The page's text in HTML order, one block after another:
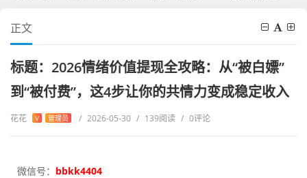
正文
标题：2026情绪价值提现全攻略：从“被白嫖”
到“被付费”，这4步让你的共情力变成稳定收入
花花 V 管理员 / 2026-05-30 / 139阅读 / 0评论
微信号： bbkk4404